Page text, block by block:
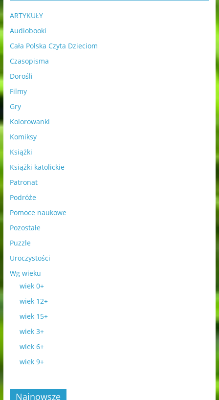
ARTYKUŁY
Audiobooki
Cała Polska Czyta Dzieciom
Czasopisma
Dorośli
Filmy
Gry
Kolorowanki
Komiksy
Książki
Książki katolickie
Patronat
Podróże
Pomoce naukowe
Pozostałe
Puzzle
Uroczystości
Wg wieku
wiek 0+
wiek 12+
wiek 15+
wiek 3+
wiek 6+
wiek 9+
Najnowsze